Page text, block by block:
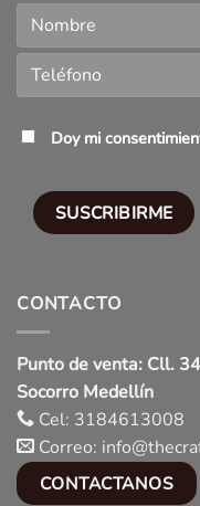
Doy mi
CONTACTO
Punto de venta: Cll.
Socorro Medellín
Cel: 3184613008
Correo:
CONTACTANOS